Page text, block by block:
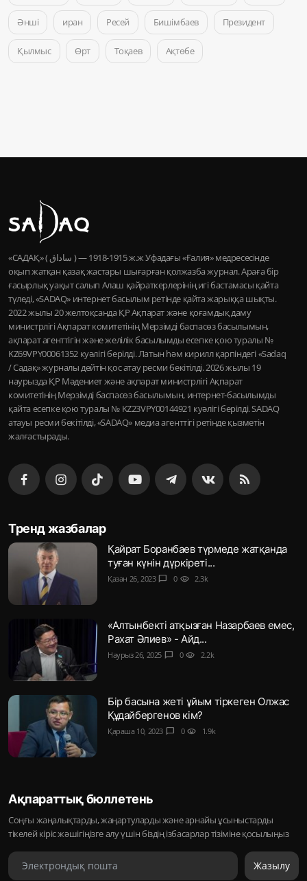
Әнші иран Ресей Бишімбаев Президент
Қылмыс Өрт Тоқаев Ақтөбе
«САДАҚ» ( ساداق ) — 1915-1918 ж.ж Уфадағы «Ғалия» медресесінде
оқып жатқан қазақ жастары шығарған қолжазба журнал. Араға бір
ғасырлық уақыт салып Алаш қайраткерлерінің игі бастамасы қайта
түледі, «SADAQ» интернет басылым ретінде қайта жарыққа шықты.
2022 жылы 20 желтоқсанда ҚР Ақпарат және қоғамдық даму
министрлігі Ақпарат комитетінің Мерзімді баспасөз басылымын,
ақпарат агенттігін және желілік басылымды есепке қою туралы №
KZ69VPY00061352 куәлігі берілді. Латын һәм кирилл қарпіндегі «Sadaq
/ Садақ» журналы дейтін қос атау ресми бекітілді. 2026 жылы 19
наурызда ҚР Мәдениет және ақпарат министрлігі Ақпарат
комитетінің Мерзімді баспасөз басылымын, интернет-басылымды
қайта есепке қою туралы № KZ23VPY00144921 куәлігі берілді. SADAQ
атауы ресми бекітілді, «SADAQ» медиа агенттігі ретінде қызметін
жалғастырады.
Тренд жазбалар
Қайрат Боранбаев түрмеде жатқанда
туған күнін дүркіреті...
Қазан 26, 2023 chat_bubble 0 visibility 2.3k
«Алтынбекті атқызған Назарбаев емес,
Рахат Әлиев» - Айд...
Наурыз 26, 2025 chat_bubble 0 visibility 2.2k
Бір басына жеті ұйым тіркеген Олжас
Құдайбергенов кім?
Қараша 10, 2023 chat_bubble 0 visibility 1.9k
Ақпараттық бюллетень
Соңғы жаңалықтарды, жаңартуларды және арнайы ұсыныстарды
тікелей кіріс жәшігіңізге алу үшін біздің ізбасарлар тізіміне қосылыңыз
Жазылу